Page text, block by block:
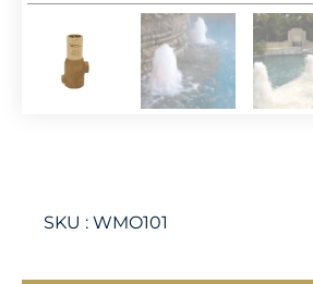
SKU : WMO101